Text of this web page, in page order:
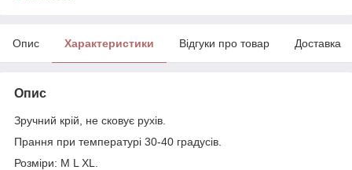
Опис Характеристики Відгуки про товар Доставка
Опис
Зручний крій, не сковує рухів.
Прання при температурі 30-40 градусів.
Розміри: M L XL.